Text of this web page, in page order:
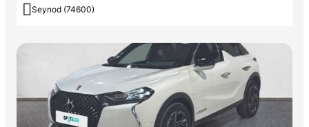
 Seynod (74600)